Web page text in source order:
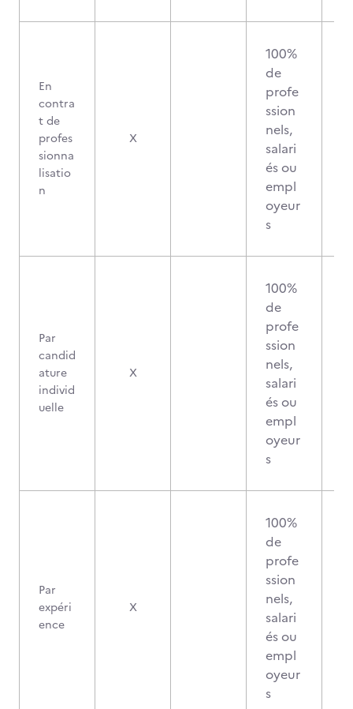
En
contra
t de
profes
sionna
lisatio
n
X
100%
de
profe
ssion
nels,
salari
és ou
empl
oyeur
s
Par
candid
ature
individ
uelle
X
100%
de
profe
ssion
nels,
salari
és ou
empl
oyeur
s
Par
expéri
ence
X
100%
de
profe
ssion
nels,
salari
és ou
empl
oyeur
s